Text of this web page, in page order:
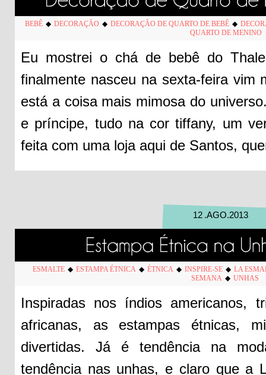
BEBÊ ◆ DECORAÇÃO ◆ DECORAÇÃO DE QUARTO DE BEBÊ ◆
QUARTO DE MENINO
Eu mostrei o chá de bebê do
finalmente nasceu na sexta-feira vim
está a coisa mais mimosa do
e príncipe, tudo na cor tiffany, um
feita com uma loja aqui de Santos,
12 .AGO.2013
ESMALTE ◆ ESTAMPA ÉTNICA ◆ ÉTNICA ◆ INSPIRE-SE ◆ LA
SEMANA ◆ UNHAS
Inspiradas nos índios americanos,
africanas, as estampas étnicas,
divertidas. Já é tendência na
tendência nas unhas, e claro que a